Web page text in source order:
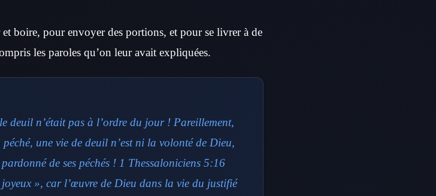
boire, pour envoyer des portions, et pour se livrer à de
les paroles qu’on leur avait expliquées.
deuil n’était pas à l’ordre du jour ! Pareillement,
une vie de deuil n’est ni la volonté de Dieu,
de ses péchés ! 1 Thessaloniciens 5:16
», car l’œuvre de Dieu dans la vie du justifié